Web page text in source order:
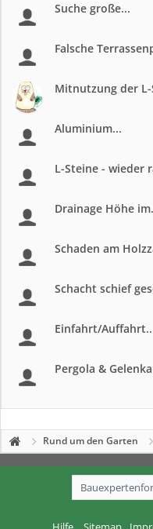
Suche große...
Falsche
Mitnutzung der L-
Aluminium...
L-Steine - wieder
Drainage Höhe
Schaden am
Schacht schief
Einfahrt/
Pergola &
Rund um den Garten